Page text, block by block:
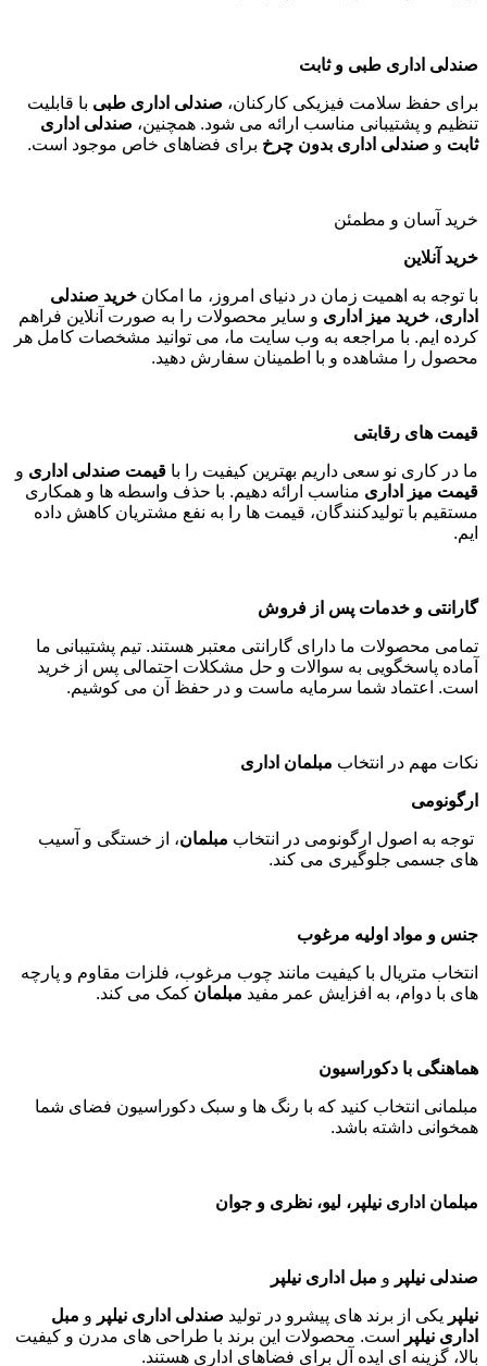
صندلی اداری طبی و ثابت
برای حفظ سلامت فیزیکی کارکنان، صندلی اداری طبی با قابلیت
تنظیم و پشتیبانی مناسب ارائه می شود. همچنین، صندلی اداری
ثابت و صندلی اداری بدون چرخ برای فضاهای خاص موجود است.
خرید آسان و مطمئن
خرید آنلاین
با توجه به اهمیت زمان در دنیای امروز، ما امکان خرید صندلی
اداری، خرید میز اداری و سایر محصولات را به صورت آنلاین فراهم
کرده ایم. با مراجعه به وب سایت ما، می توانید مشخصات کامل هر
محصول را مشاهده و با اطمینان سفارش دهید.
قیمت های رقابتی
ما در کاری نو سعی داریم بهترین کیفیت را با قیمت صندلی اداری و
قیمت میز اداری مناسب ارائه دهیم. با حذف واسطه ها و همکاری
مستقیم با تولیدکنندگان، قیمت ها را به نفع مشتریان کاهش داده
ایم.
گارانتی و خدمات پس از فروش
تمامی محصولات ما دارای گارانتی معتبر هستند. تیم پشتیبانی ما
آماده پاسخگویی به سوالات و حل مشکلات احتمالی پس از خرید
است. اعتماد شما سرمایه ماست و در حفظ آن می کوشیم.
نکات مهم در انتخاب مبلمان اداری
ارگونومی
توجه به اصول ارگونومی در انتخاب مبلمان، از خستگی و آسیب
های جسمی جلوگیری می کند.
جنس و مواد اولیه مرغوب
انتخاب متریال با کیفیت مانند چوب مرغوب، فلزات مقاوم و پارچه
های با دوام، به افزایش عمر مفید مبلمان کمک می کند.
هماهنگی با دکوراسیون
مبلمانی انتخاب کنید که با رنگ ها و سبک دکوراسیون فضای شما
همخوانی داشته باشد.
مبلمان اداری نیلپر، لیو، نظری و جوان
صندلی نیلپر و مبل اداری نیلپر
نیلپر یکی از برند های پیشرو در تولید صندلی اداری نیلپر و مبل
اداری نیلپر
است. محصولات این برند با طراحی های مدرن و کیفیت
بالا، گزینه ای ایده آل برای فضاهای اداری هستند.